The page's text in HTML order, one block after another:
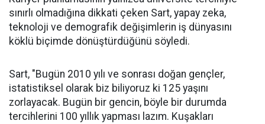
sınırlı olmadığına dikkati çeken Sart, yapay zeka,
teknoloji ve demografik değişimlerin iş dünyasını
köklü biçimde dönüştürdüğünü söyledi.
Sart, "Bugün 2010 yılı ve sonrası doğan gençler,
istatistiksel olarak biz biliyoruz ki 125 yaşını
zorlayacak. Bugün bir gencin, böyle bir durumda
tercihlerini 100 yıllık yapması lazım. Kuşakları